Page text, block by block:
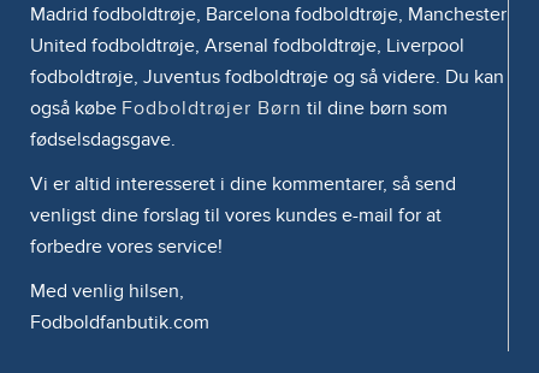
Madrid fodboldtrøje, Barcelona fodboldtrøje, Manchester
United fodboldtrøje, Arsenal fodboldtrøje, Liverpool
fodboldtrøje, Juventus fodboldtrøje og så videre. Du kan
også købe Fodboldtrøjer Børn til dine børn som
fødselsdagsgave.
Vi er altid interesseret i dine kommentarer, så send
venligst dine forslag til vores kundes e-mail for at
forbedre vores service!
Med venlig hilsen,
Fodboldfanbutik.com